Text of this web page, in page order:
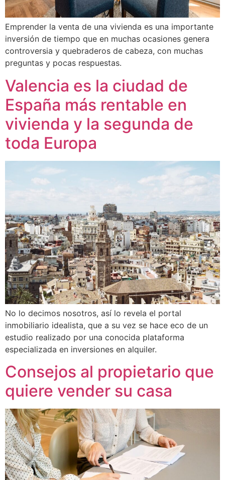
Emprender la venta de una vivienda es una importante
inversión de tiempo que en muchas ocasiones genera
controversia y quebraderos de cabeza, con muchas
preguntas y pocas respuestas.
Valencia es la ciudad de
España más rentable en
vivienda y la segunda de
toda Europa
No lo decimos nosotros, así lo revela el portal
inmobiliario idealista, que a su vez se hace eco de un
estudio realizado por una conocida plataforma
especializada en inversiones en alquiler.
Consejos al propietario que
quiere vender su casa